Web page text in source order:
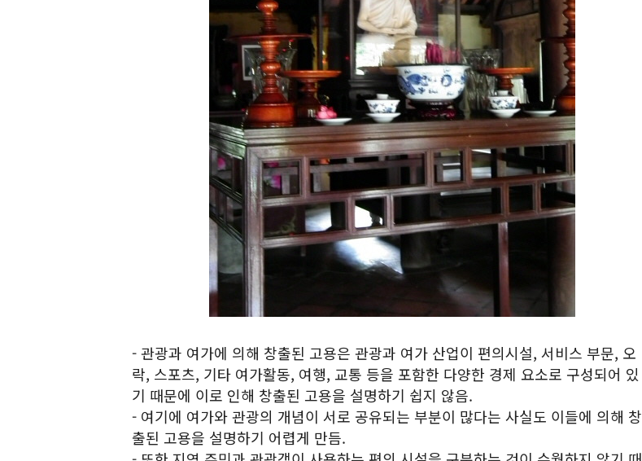
- 관광과 여가에 의해 창출된 고용은 관광과 여가 산업이 편의시설, 서비스 부문, 오
락, 스포츠, 기타 여가활동, 여행, 교통 등을 포함한 다양한 경제 요소로 구성되어 있
기 때문에 이로 인해 창출된 고용을 설명하기 쉽지 않음.
- 여기에 여가와 관광의 개념이 서로 공유되는 부분이 많다는 사실도 이들에 의해 창
출된 고용을 설명하기 어렵게 만듬.